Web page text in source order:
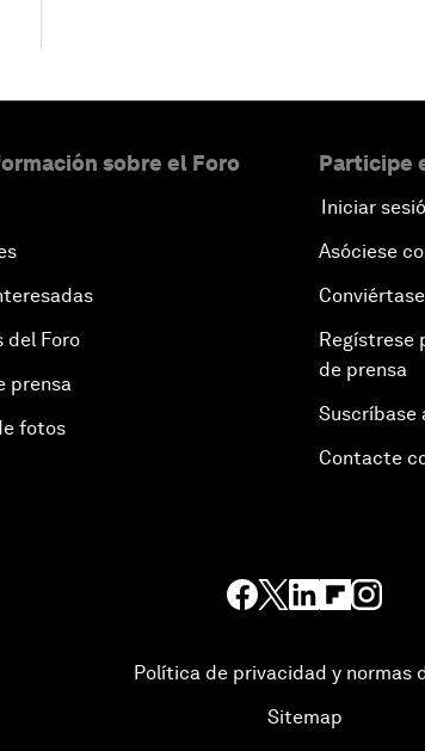
sobre el Foro
del Foro
prensa
fotos
Participe
Iniciar
Asóciese
Regístrese
de prensa
Suscríbase
Contacte
Política de privacidad y normas
Sitemap